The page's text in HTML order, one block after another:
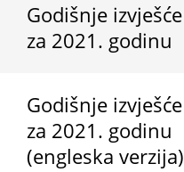
Godišnje izvješće
za 2021. godinu
Godišnje izvješće
za 2021. godinu
(engleska verzija)